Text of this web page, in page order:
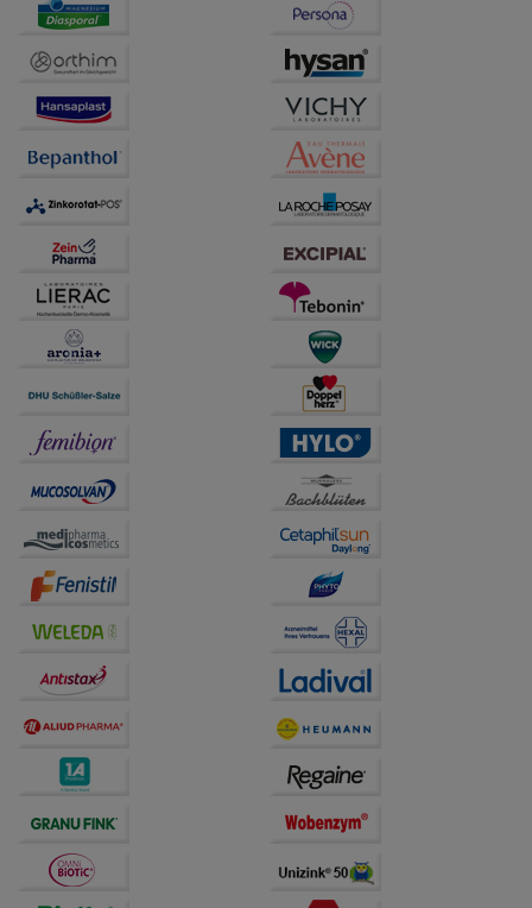
auf unserer Website aber auch die Werbung auf
Bitte beachten Sie, dass Daten hierfür teilweise an
Dritte wie z.B. Google oder soziale Medien
übertragen werden.